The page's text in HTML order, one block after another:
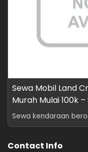
Sewa Mobil Land
Murah Mulai 100k
Sewa kendaraan
Contact Info